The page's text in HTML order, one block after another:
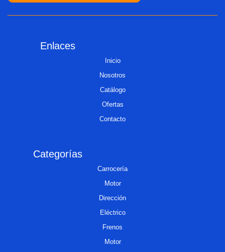
Enlaces
Inicio
Nosotros
Catálogo
Ofertas
Contacto
Categorías
Carrocería
Motor
Dirección
Eléctrico
Frenos
Motor